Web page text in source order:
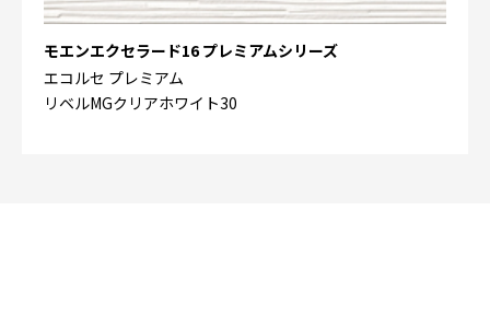
モエンエクセラード16 プレミアムシリーズ
エコルセ プレミアム
リベルMGクリアホワイト30